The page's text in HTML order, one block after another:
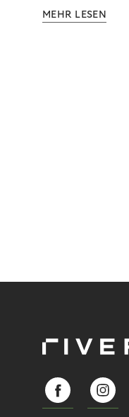
ein Leben in
MEHR LESEN